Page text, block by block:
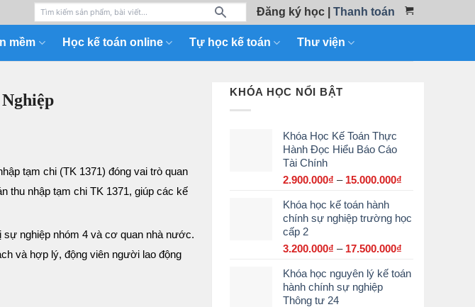
Đăng ký học| Thanh toán
mềm Học kế toán online Tự học kế toán Thư viện
tạm chi (TK 1371) đóng vai trò quan
thu nhập tạm chi TK 1371, giúp các kế
sự nghiệp nhóm 4 và cơ quan nhà nước.
và hợp lý, động viên người lao động
KHÓA HỌC NỔI BẬT
Khóa Học Kế Toán Thực
Hành Đọc Hiểu Báo Cáo
Tài Chính
2.900.000₫ – 15.000.000₫
2.900.000₫
Khóa học kế toán hành
chính sự nghiệp trường học
cấp 2
3.200.000₫ – 17.500.000₫
từ
Khóa học nguyên lý kế toán
hành chính sự nghiệp
Thông tư 24